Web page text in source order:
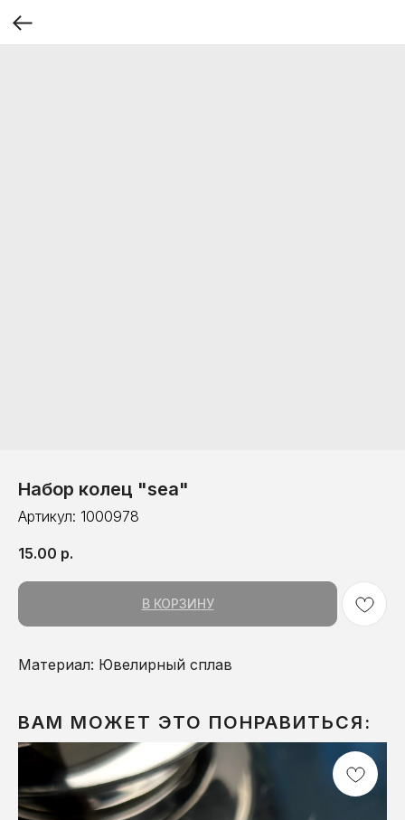
Набор колец "sea"
Артикул: 1000978
15.00 р.
В КОРЗИНУ
Материал: Ювелирный сплав
ВАМ МОЖЕТ ЭТО ПОНРАВИТЬСЯ: